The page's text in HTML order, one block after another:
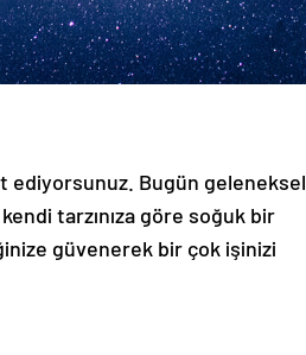
ediyorsunuz. Bugün geleneksel
tarzınıza göre soğuk bir
güvenerek bir çok işinizi